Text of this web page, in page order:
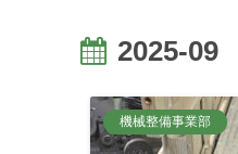
2025-09
機械整備事業部